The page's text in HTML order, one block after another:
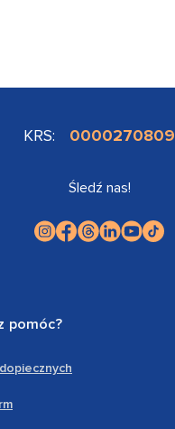
KRS: 0000270809
Śledź nas!
pomóc?